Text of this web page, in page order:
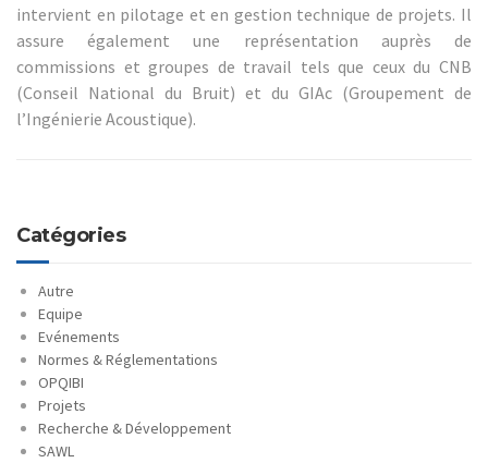
intervient en pilotage et en gestion technique de projets. Il
assure également une représentation auprès de
commissions et groupes de travail tels que ceux du CNB
(Conseil National du Bruit) et du GIAc (Groupement de
l’Ingénierie Acoustique).
Catégories
Autre
Equipe
Evénements
Normes & Réglementations
OPQIBI
Projets
Recherche & Développement
SAWL